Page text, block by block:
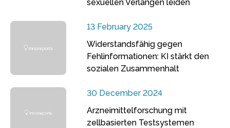
sexuellen Verlangen leiden
13 February 2025
Widerstandsfähig gegen
Fehlinformationen: KI stärkt den
sozialen Zusammenhalt
30 December 2024
Arzneimittelforschung mit
zellbasierten Testsystemen